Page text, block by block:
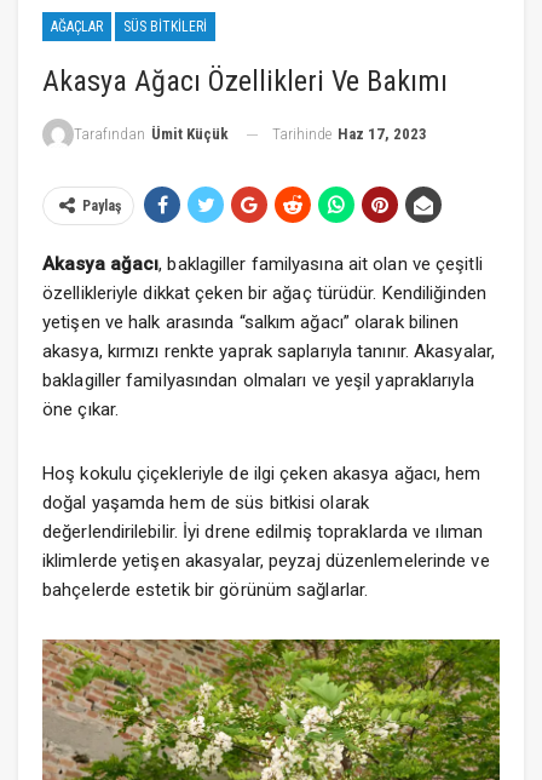
AĞAÇLAR SÜS BITKILERI
Akasya Ağacı Özellikleri Ve Bakımı
Tarafından Ümit Küçük Tarihinde Haz 17, 2023
Paylaş
Akasya ağacı, baklagiller familyasına ait olan ve çeşitli
özellikleriyle dikkat çeken bir ağaç türüdür. Kendiliğinden
yetişen ve halk arasında “salkım ağacı” olarak bilinen
akasya, kırmızı renkte yaprak saplarıyla tanınır. Akasyalar,
baklagiller familyasından olmaları ve yeşil yapraklarıyla
öne çıkar.
Hoş kokulu çiçekleriyle de ilgi çeken akasya ağacı, hem
doğal yaşamda hem de süs bitkisi olarak
değerlendirilebilir. İyi drene edilmiş topraklarda ve ılıman
iklimlerde yetişen akasyalar, peyzaj düzenlemelerinde ve
bahçelerde estetik bir görünüm sağlarlar.